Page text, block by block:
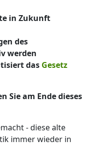
in Zukunft
des
werden
das Gesetz
Sie am Ende dieses
- diese alte
immer wieder in